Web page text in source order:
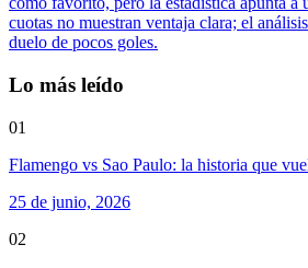
cuotas no muestran ventaja clara; el
duelo de pocos goles.
Lo más leído
01
Flamengo vs Sao Paulo: la historia que
25 de junio, 2026
02